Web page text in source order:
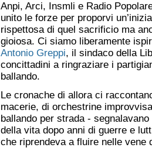
Anpi, Arci, Insmli e Radio
unito le forze per proporvi
rispettosa di quel sacrificio ma
gioiosa. Ci siamo liberamente
Antonio Greppi, il sindaco della
concittadini a ringraziare i
ballando.
Le cronache di allora ci
macerie, di orchestrine
ballando per strada -
della vita dopo anni di guerre e
che riprendeva a fluire nelle vene